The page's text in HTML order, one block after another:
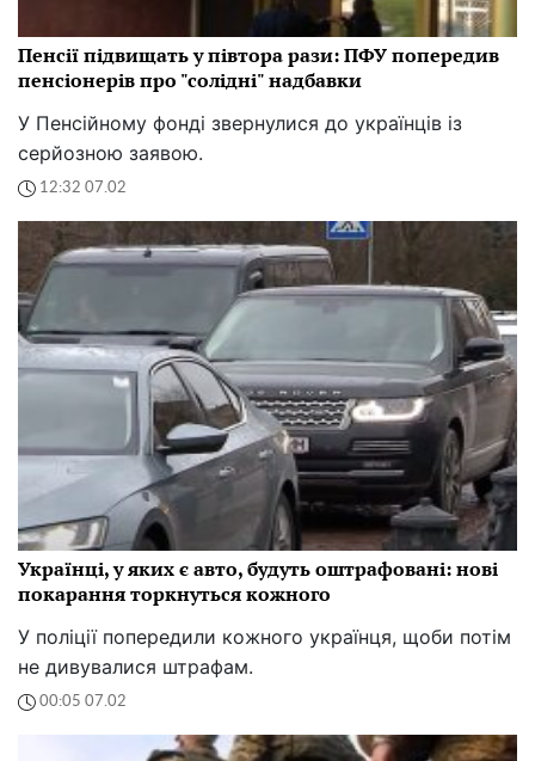
Пенсії підвищать у півтора рази: ПФУ попередив
пенсіонерів про "солідні" надбавки
У Пенсійному фонді звернулися до українців із
серйозною заявою.
12:32 07.02
Українці, у яких є авто, будуть оштрафовані: нові
покарання торкнуться кожного
У поліції попередили кожного українця, щоби потім
не дивувалися штрафам.
00:05 07.02